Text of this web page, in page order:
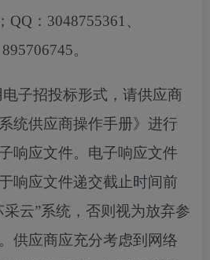
QQ：3048755361、
。
子招投标形式，请供应商
统供应商操作手册》进行
响应文件。电子响应文件
响应文件递交截止时间前
采云”系统，否则视为放弃参
供应商应充分考虑到网络